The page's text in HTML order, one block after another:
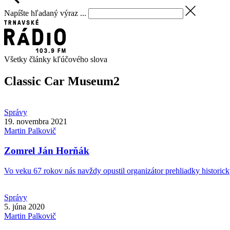
Napíšte hľadaný výraz ...
Všetky články kľúčového slova
Classic Car Museum2
Správy
19. novembra 2021
Martin Palkovič
Zomrel Ján Horňák
Vo veku 67 rokov nás navždy opustil organizátor prehliadky
Správy
5. júna 2020
Martin Palkovič